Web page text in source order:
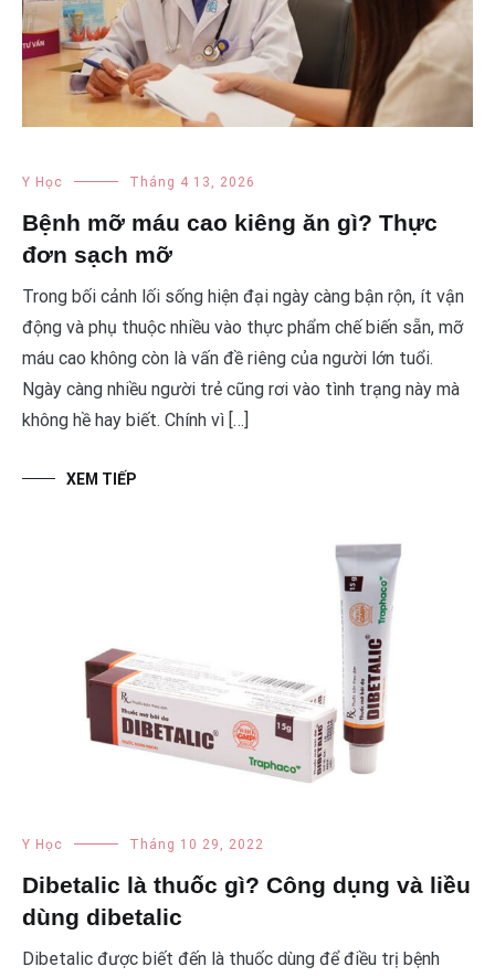
Y Học Tháng 4 13, 2026
Bệnh mỡ máu cao kiêng ăn gì? Thực
đơn sạch mỡ
Trong bối cảnh lối sống hiện đại ngày càng bận rộn, ít vận
động và phụ thuộc nhiều vào thực phẩm chế biến sẵn, mỡ
máu cao không còn là vấn đề riêng của người lớn tuổi.
Ngày càng nhiều người trẻ cũng rơi vào tình trạng này mà
không hề hay biết. Chính vì […]
XEM TIẾP
Y Học Tháng 10 29, 2022
Dibetalic là thuốc gì? Công dụng và liều
dùng dibetalic
Dibetalic được biết đến là thuốc dùng để điều trị bệnh